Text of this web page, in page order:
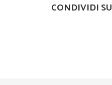
CONDIVIDI SU